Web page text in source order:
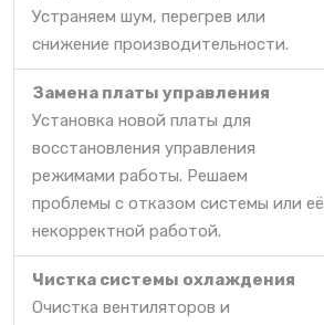
Устраняем шум, перегрев или
снижение производительности.
Замена платы управления
Установка новой платы для
восстановления управления
режимами работы. Решаем
проблемы с отказом системы или её
некорректной работой.
Чистка системы охлаждения
Очистка вентиляторов и